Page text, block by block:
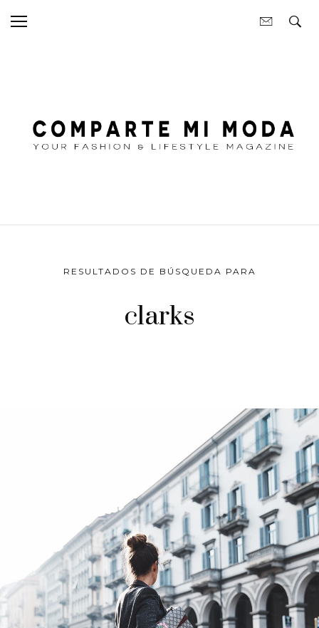
RESULTADOS DE BÚSQUEDA PARA
clarks